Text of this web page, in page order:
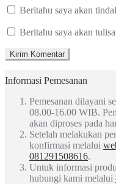
Beritahu saya akan
Beritahu saya akan
Informasi Pemesanan
Pemesanan dilayani
08.00-16.00 WIB.
akan diproses pada
Setelah melakukan
konfirmasi melalui
081291508616.
Untuk informasi
hubungi kami melalui